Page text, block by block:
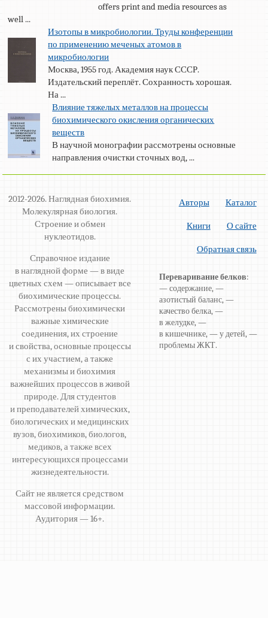
offers print and media resources as
well ...
Изотопы в микробиологии. Труды конференции
по применению меченых атомов в
микробиологии
Москва, 1955 год. Академия наук СССР.
Издательский переплёт. Сохранность хорошая.
На ...
Влияние тяжелых металлов на процессы
биохимического окисления органических
веществ
В научной монографии рассмотрены основные
направления очистки сточных вод, ...
2012-2026. Наглядная биохимия.
Молекулярная биология.
Строение и обмен
нуклеотидов.
Справочное издание
в наглядной форме — в виде
цветных схем — описывает все
биохимические процессы.
Рассмотрены биохимически
важные химические
соединения, их строение
и свойства, основные процессы
с их участием, а также
механизмы и биохимия
важнейших процессов в живой
природе. Для студентов
и преподавателей химических,
биологических и медицинских
вузов, биохимиков, биологов,
медиков, а также всех
интересующихся процессами
жизнедеятельности.
Сайт не является средством
массовой информации.
Аудитория — 16+.
Авторы Каталог
Книги О сайте
Обратная связь
Переваривание белков:
— содержание, —
азотистый баланс, —
качество белка, —
в желудке, —
в кишечнике, — у детей, —
проблемы ЖКТ.